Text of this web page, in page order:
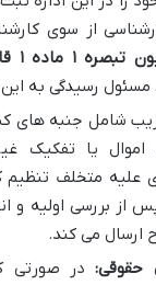
از سوی
مسئول رسیدگی به
شامل جنبه های
یا تفکیک
علیه متخلف تنظیم
از بررسی اولیه و
ارسال می کند.
حقوقی:در صورتی